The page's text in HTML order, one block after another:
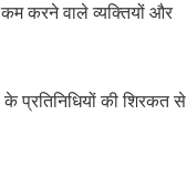
करने वाले व्यक्तियों और
प्रतिनिधियों की शिरकत से